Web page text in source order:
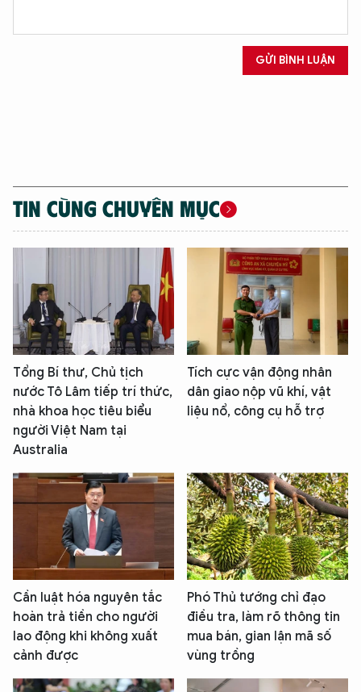
GỬI BÌNH LUẬN
TIN CÙNG CHUYÊN MỤC
Tổng Bí thư, Chủ tịch
nước Tô Lâm tiếp trí thức,
nhà khoa học tiêu biểu
người Việt Nam tại
Australia
Tích cực vận động nhân
dân giao nộp vũ khí, vật
liệu nổ, công cụ hỗ trợ
Cần luật hóa nguyên tắc
hoàn trả tiền cho người
lao động khi không xuất
cảnh được
Phó Thủ tướng chỉ đạo
điều tra, làm rõ thông tin
mua bán, gian lận mã số
vùng trồng